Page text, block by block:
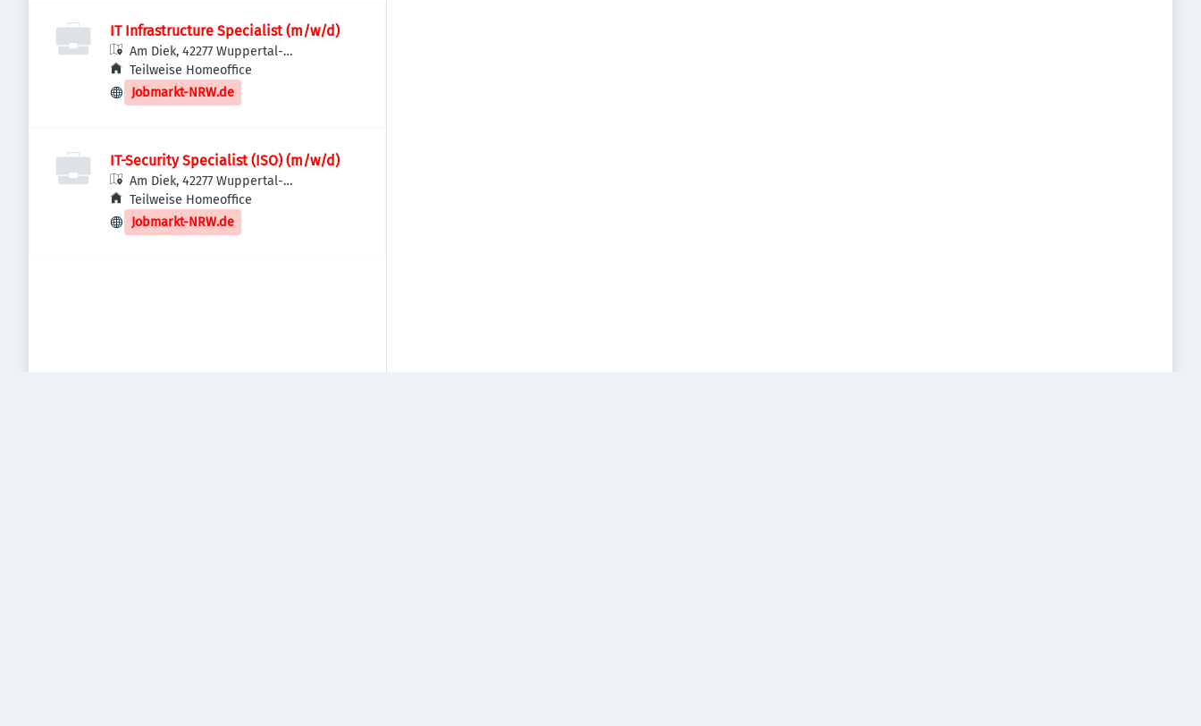
IT Infrastructure Specialist (m/w/d)
Am Diek, 42277 Wuppertal-
Oberbarmen, Deutschland
Teilweise Homeoffice
Jobmarkt-NRW.de
IT-Security Specialist (ISO) (m/w/d)
Am Diek, 42277 Wuppertal-
Oberbarmen, Deutschland
Teilweise Homeoffice
Jobmarkt-NRW.de